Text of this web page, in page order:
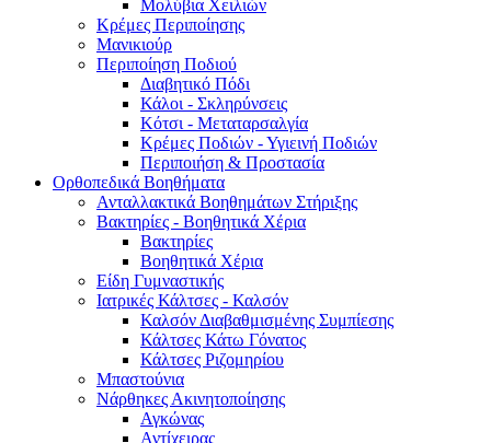
Μολύβια Χειλιών
Κρέμες Περιποίησης
Μανικιούρ
Περιποίηση Ποδιού
Διαβητικό Πόδι
Κάλοι - Σκληρύνσεις
Κότσι - Μεταταρσαλγία
Κρέμες Ποδιών - Υγιεινή Ποδιών
Περιποιήση & Προστασία
Ορθοπεδικά Βοηθήματα
Ανταλλακτικά Βοηθημάτων Στήριξης
Βακτηρίες - Βοηθητικά Χέρια
Βακτηρίες
Βοηθητικά Χέρια
Είδη Γυμναστικής
Ιατρικές Κάλτσες - Καλσόν
Καλσόν Διαβαθμισμένης Συμπίεσης
Κάλτσες Κάτω Γόνατος
Κάλτσες Ριζομηρίου
Μπαστούνια
Νάρθηκες Ακινητοποίησης
Αγκώνας
Αντίχειρας